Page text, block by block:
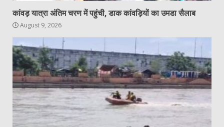
कांवड़ यात्रा अंतिम चरण में पहुंची, डाक कांवड़ियों का उमडा सैलाब
August 9, 2026